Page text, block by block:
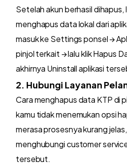
Setelah akun berhasil
menghapus data lokal dari
masuk ke Settings ponsel →
pinjol terkait → lalu klik Hapus
akhirnya Uninstall aplikasi
2. Hubungi Layanan
Cara menghapus data KTP di
kamu tidak menemukan opsi
merasa prosesnya kurang
menghubungi customer
tersebut.